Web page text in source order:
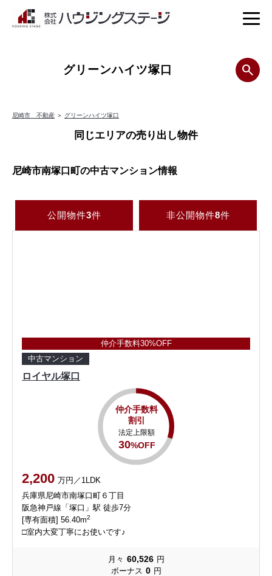
グリーンハイツ塚口
尼崎市 不動産 ＞ グリーンハイツ塚口
同じエリアの売り出し物件
尼崎市南塚口町の中古マンション情報
公開物件3件 非公開物件8件
仲介手数料30%OFF
中古マンション
ロイヤル塚口
仲介手数料
割引
法定上限額
30%OFF
2,200 万円／1LDK
兵庫県尼崎市南塚口町６丁目
阪急神戸線「塚口」駅 徒歩7分
[専有面積] 56.40m2
□室内大変丁寧にお使いです♪
月々 60,526 円
ボーナス 0 円